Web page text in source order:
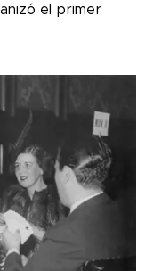
el primer